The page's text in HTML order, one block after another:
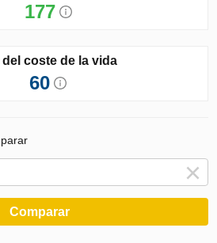
177
del coste de la vida
60
Comparar